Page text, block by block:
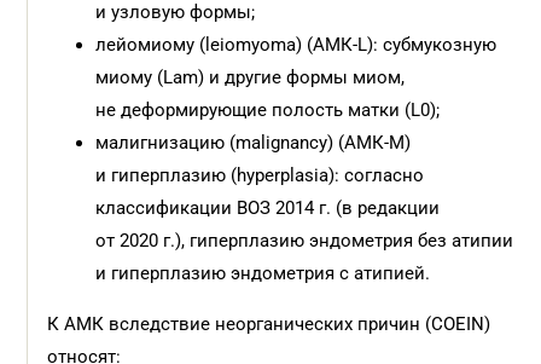
и узловую формы;
лейомиому (leiomyoma) (АМК-L): субмукозную
миому (Lam) и другие формы миом,
не деформирующие полость матки (L0);
малигнизацию (malignancy) (АМК-М)
и гиперплазию (hyperplasia): согласно
классификации ВОЗ 2014 г. (в редакции
от 2020 г.), гиперплазию эндометрия без атипии
и гиперплазию эндометрия с атипией.
К АМК вследствие неорганических причин (COEIN)
относят: